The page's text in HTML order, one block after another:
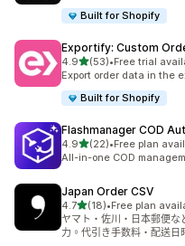
Built for Shopify
Exportify: Custom
4.9滿分 5 顆星
(53)
共有 53 則評價
•Free trial
Export order data in the
Built for Shopify
Flashmanager COD
4.9滿分 5 顆星
(22)
共有 22 則評價
•Free plan
All-in-one COD
Japan Order CSV
4.7滿分 5 顆星
(18)
共有 18 則評價
•Free plan
ヤマト・佐川・日本郵便
力。代引き手数料・配送日